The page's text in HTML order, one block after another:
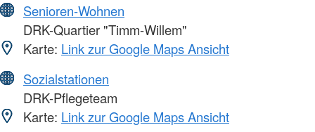
Senioren-Wohnen
DRK-Quartier "Timm-Willem"
Karte: Link zur Google Maps Ansicht
Sozialstationen
DRK-Pflegeteam
Karte: Link zur Google Maps Ansicht